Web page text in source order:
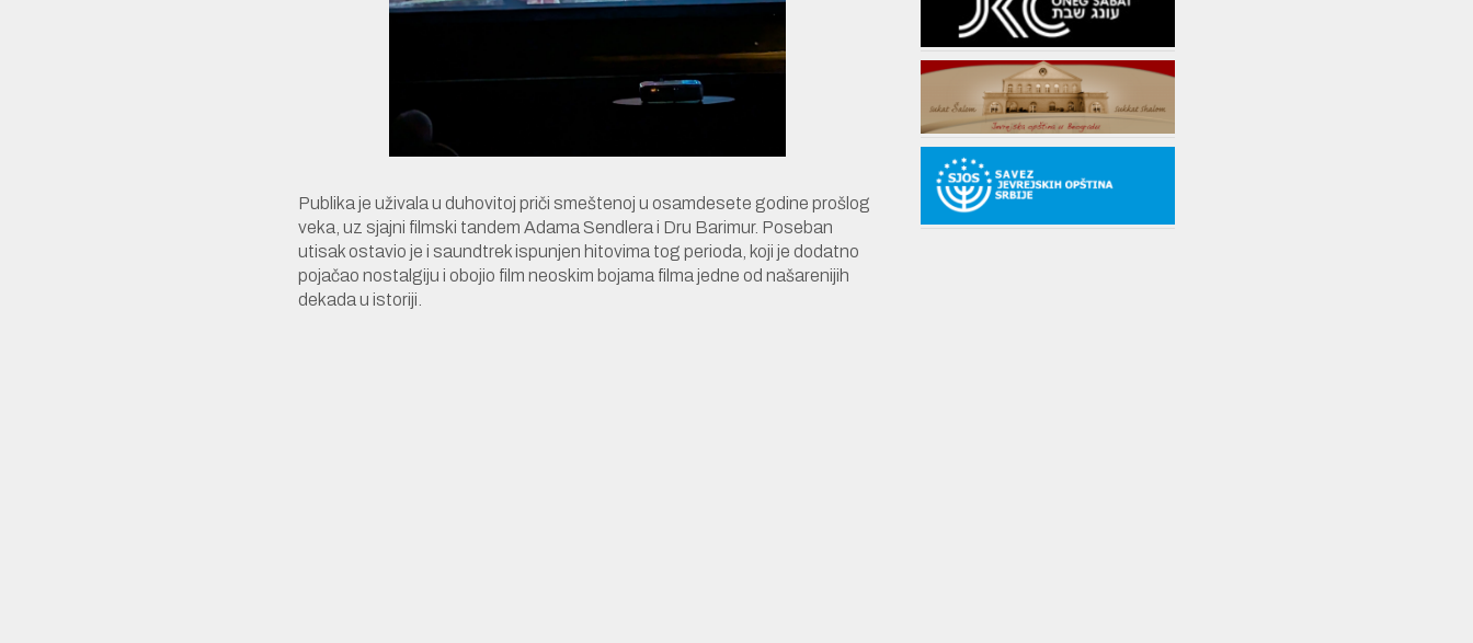
Publika je uživala u duhovitoj priči smeštenoj u osamdesete godine prošlog
veka, uz sjajni filmski tandem Adama Sendlera i Dru Barimur. Poseban
utisak ostavio je i saundtrek ispunjen hitovima tog perioda, koji je dodatno
pojačao nostalgiju i obojio film neoskim bojama filma jedne od našarenijih
dekada u istoriji.